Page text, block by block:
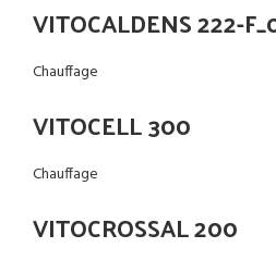
VITOCALDENS 222-
Chauffage
VITOCELL 300
Chauffage
VITOCROSSAL 200